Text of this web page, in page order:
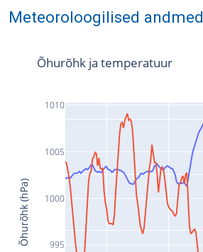
Meteoroloogilised andmed
995
1000
1005
1010
Õhurõhk ja temperatuur
Õhurõhk (hPa)